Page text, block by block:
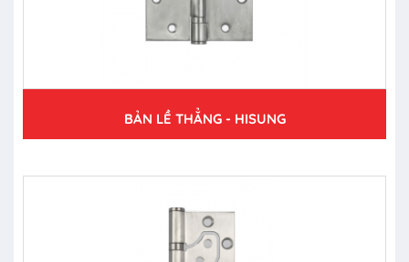
BẢN LỀ THẲNG - HISUNG